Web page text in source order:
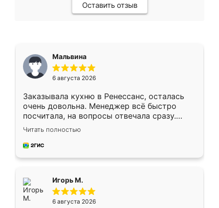
Оставить отзыв
Мальвина
6 августа 2026
Заказывала кухню в Ренессанс, осталась
очень довольна. Менеджер всё быстро
посчитала, на вопросы отвечала сразу.
Замерщик приехал в субботу, подошёл к
делу со всей ответственностью. Собрали
за день, ребята работали аккуратно, даже
Читать полностью
Игорь М.
6 августа 2026